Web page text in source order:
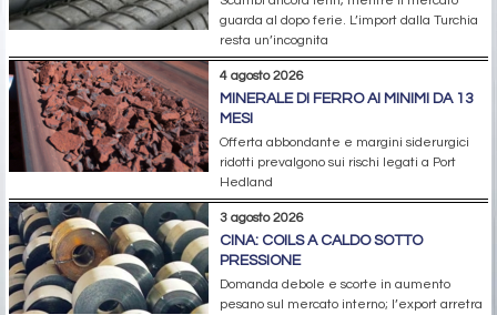
guarda al dopo ferie. L’import dalla Turchia
resta un’incognita
4 agosto 2026
MINERALE DI FERRO AI MINIMI DA 13
MESI
Offerta abbondante e margini siderurgici
ridotti prevalgono sui rischi legati a Port
Hedland
3 agosto 2026
CINA: COILS A CALDO SOTTO
PRESSIONE
Domanda debole e scorte in aumento
pesano sul mercato interno; l’export arretra